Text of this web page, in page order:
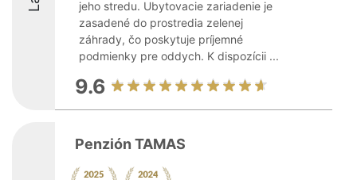
jeho stredu. Ubytovacie zariadenie je
zasadené do prostredia zelenej
záhrady, čo poskytuje príjemné
podmienky pre oddych. K dispozícii ...
9.6
Penzión TAMAS